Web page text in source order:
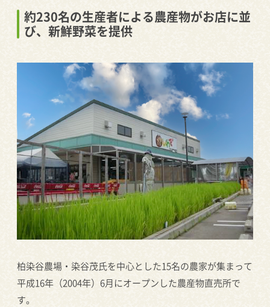
約230名の生産者による農産物がお店に並
び、新鮮野菜を提供
柏染谷農場・染谷茂氏を中心とした15名の農家が集まって
平成16年（2004年）6月にオープンした農産物直売所で
す。